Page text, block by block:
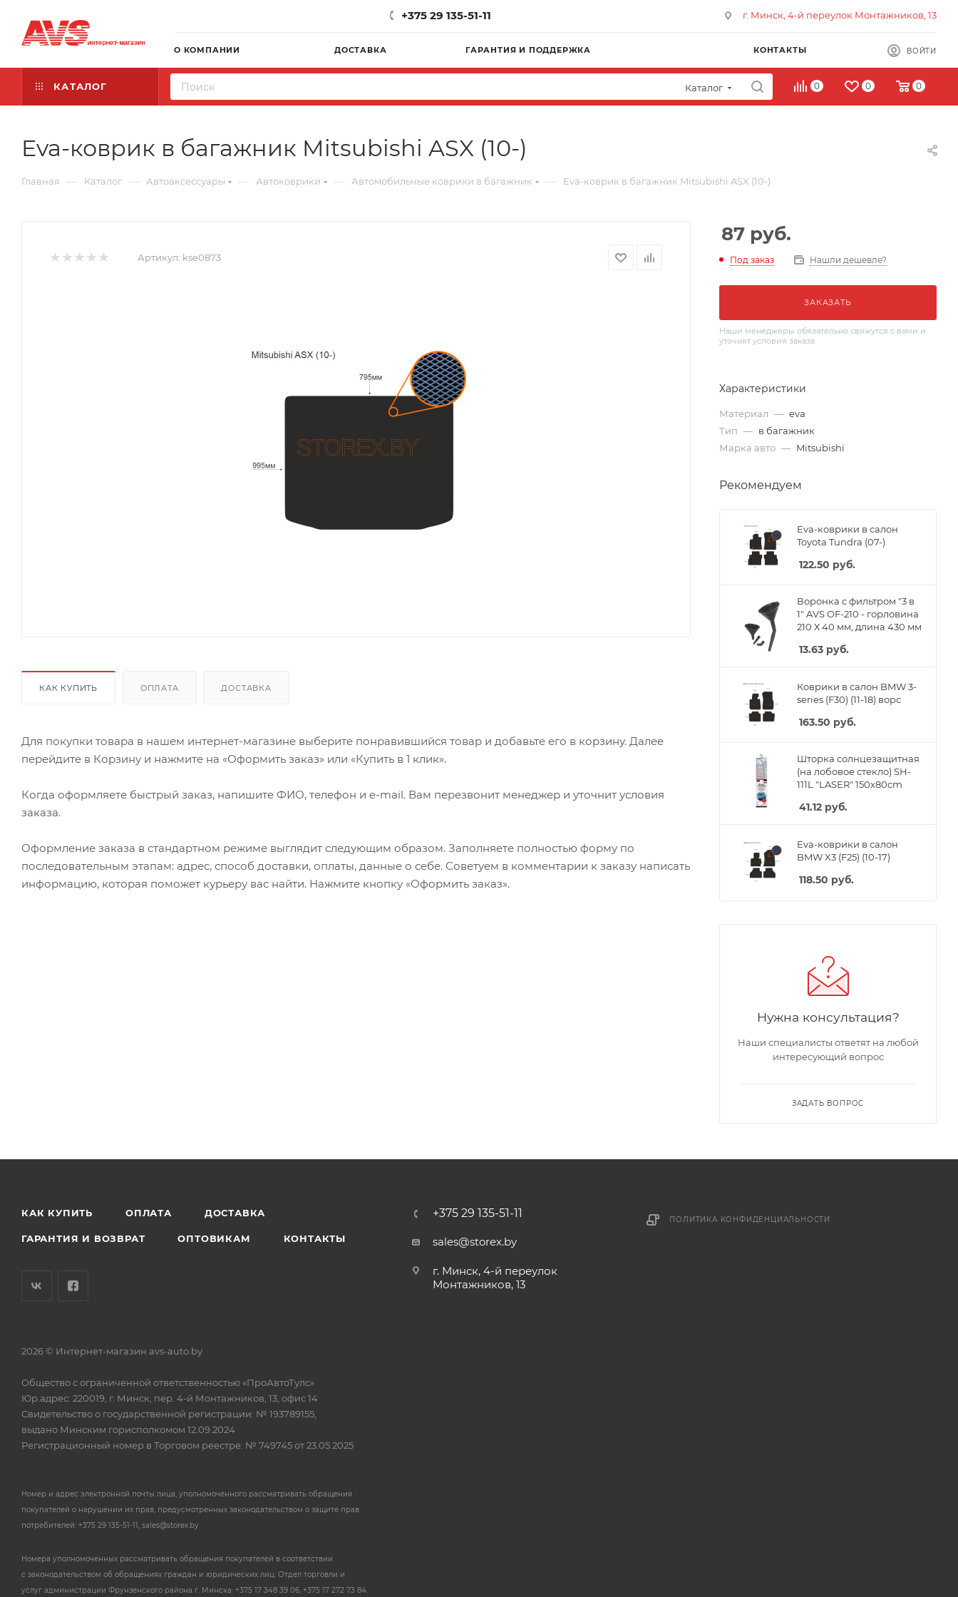
+375 29 135-51-11 г. Минск, 4-й переулок Монтажников, 13
О КОМПАНИИ ДОСТАВКА ГАРАНТИЯ И ПОДДЕРЖКА КОНТАКТЫ ВОЙТИ
КАТАЛОГ Каталог 0 0 0
Eva-коврик в багажник Mitsubishi ASX (10-)
Главная — Каталог — Автоаксессуары — Автоковрики — Автомобильные коврики в багажник — Eva-коврик в багажник Mitsubishi ASX (10-)
Артикул: kse0873
КАК КУПИТЬ ОПЛАТА ДОСТАВКА
Для покупки товара в нашем интернет-магазине выберите понравившийся товар и добавьте его в корзину. Далее
перейдите в Корзину и нажмите на «Оформить заказ» или «Купить в 1 клик».
Когда оформляете быстрый заказ, напишите ФИО, телефон и e-mail. Вам перезвонит менеджер и уточнит условия
заказа.
Оформление заказа в стандартном режиме выглядит следующим образом. Заполняете полностью форму по
последовательным этапам: адрес, способ доставки, оплаты, данные о себе. Советуем в комментарии к заказу написать
информацию, которая поможет курьеру вас найти. Нажмите кнопку «Оформить заказ».
87 руб.
Под заказ Нашли дешевле?
ЗАКАЗАТЬ
Наши менеджеры обязательно свяжутся с вами и
уточнят условия заказа
Характеристики
Материал — eva
Тип — в багажник
Марка авто — Mitsubishi
Рекомендуем
Eva-коврики в салон
Toyota Tundra (07-)
122.50 руб.
Воронка с фильтром "3 в
1" AVS OF-210 - горловина
210 Х 40 мм, длина 430 мм
13.63 руб.
Коврики в салон BMW 3-
series (F30) (11-18) ворс
163.50 руб.
Шторка солнцезащитная
(на лобовое стекло) SH-
111L "LASER" 150x80cm
41.12 руб.
Eva-коврики в салон
BMW X3 (F25) (10-17)
118.50 руб.
Нужна консультация?
Наши специалисты ответят на любой
интересующий вопрос
ЗАДАТЬ ВОПРОС
КАК КУПИТЬ ОПЛАТА ДОСТАВКА
ГАРАНТИЯ И ВОЗВРАТ ОПТОВИКАМ КОНТАКТЫ
+375 29 135-51-11
sales@storex.by
г. Минск, 4-й переулок
Монтажников, 13
ПОЛИТИКА КОНФИДЕНЦИАЛЬНОСТИ
2026 © Интернет-магазин avs-auto.by
Общество с ограниченной ответственностью «ПроАвтоТулс»
Юр.адрес: 220019, г. Минск, пер. 4-й Монтажников, 13, офис 14
Свидетельство о государственной регистрации: № 193789155,
выдано Минским горисполкомом 12.09.2024
Регистрационный номер в Торговом реестре: № 749745 от 23.05.2025
Номер и адрес электронной почты лица, уполномоченного рассматривать обращения
покупателей о нарушении их прав, предусмотренных законодательством о защите прав
потребителей: +375 29 135-51-11, sales@storex.by
Номера уполномоченных рассматривать обращения покупателей в соответствии
с законодательством об обращениях граждан и юридических лиц: Отдел торговли и
услуг администрации Фрунзенского района г. Минска: +375 17 348 39 06, +375 17 272 73 84.